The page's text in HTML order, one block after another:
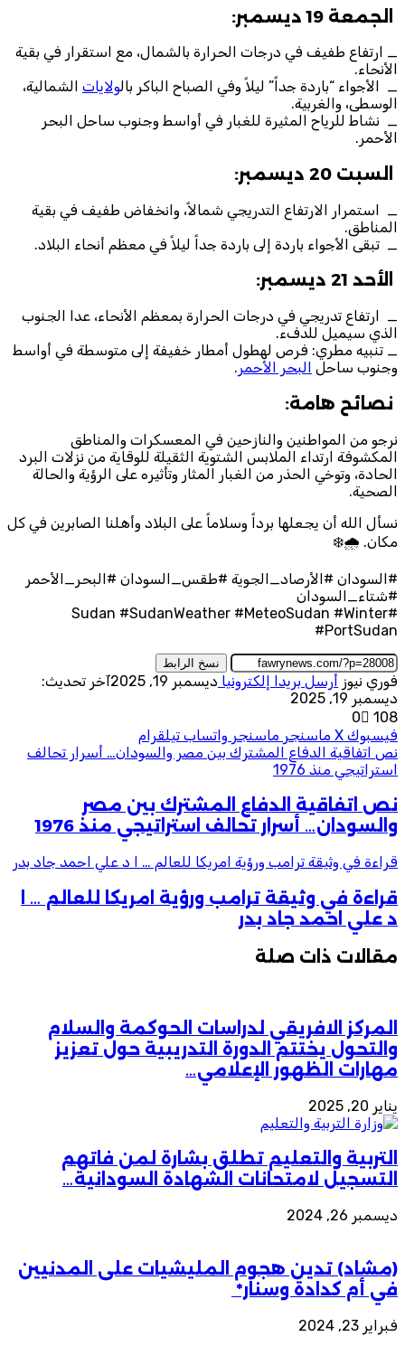
الجمعة 19 ديسمبر:
_ ارتفاع طفيف في درجات الحرارة بالشمال، مع استقرار في بقية
الأنحاء.
_ الأجواء “باردة جداً” ليلاً وفي الصباح الباكر بالولايات الشمالية،
الوسطى، والغربية.
_ نشاط للرياح المثيرة للغبار في أواسط وجنوب ساحل البحر
الأحمر.
السبت 20 ديسمبر:
_ استمرار الارتفاع التدريجي شمالاً، وانخفاض طفيف في بقية
المناطق.
_ تبقى الأجواء باردة إلى باردة جداً ليلاً في معظم أنحاء البلاد.
الأحد 21 ديسمبر:
_ ارتفاع تدريجي في درجات الحرارة بمعظم الأنحاء، عدا الجنوب
الذي سيميل للدفء.
_ تنبيه مطري: فرص لهطول أمطار خفيفة إلى متوسطة في أواسط
وجنوب ساحل البحر الأحمر .
نصائح هامة:
نرجو من المواطنين والنازحين في المعسكرات والمناطق
المكشوفة ارتداء الملابس الشتوية الثقيلة للوقاية من نزلات البرد
الحادة، وتوخي الحذر من الغبار المثار وتأثيره على الرؤية والحالة
الصحية.
نسأل الله أن يجعلها برداً وسلاماً على البلاد وأهلنا الصابرين في كل
مكان. 🌧️❄️
#السودان #الأرصاد_الجوية #طقس_السودان #البحر_الأحمر
#شتاء_السودان
#Sudan #SudanWeather #MeteoSudan #Winter
#PortSudan
نسخ الرابط
فوري نيوز أرسل بريدا إلكترونيا ديسمبر 19, 2025
آخر تحديث:
ديسمبر 19, 2025
0
108
فيسبوك ‫X ماسنجر ماسنجر واتساب تيلقرام
نص اتفاقية الدفاع المشترك بين مصر والسودان… أسرار تحالف
استراتيجي منذ 1976
نص اتفاقية الدفاع المشترك بين مصر
والسودان… أسرار تحالف استراتيجي منذ 1976
قراءة في وثيقة ترامب ورؤية امريكا للعالم … ا د علي احمد جاد بدر
قراءة في وثيقة ترامب ورؤية امريكا للعالم … ا
د علي احمد جاد بدر
مقالات ذات صلة
المركز الافريقي لدراسات الحوكمة والسلام
والتحول يختتم الدورة التدريبية حول تعزيز
مهارات الظهور الإعلامي…
يناير 20, 2025
التربية والتعليم تطلق بشارة لمن فاتهم
التسجيل لامتحانات الشهادة السودانية…
ديسمبر 26, 2024
(مشاد) تدين هجوم المليشيات على المدنيين
في أم كدادة وسنار*
فبراير 23, 2024